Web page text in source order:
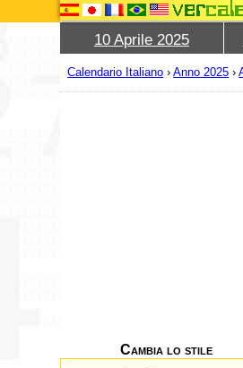
10 Aprile 2025
Calendario Italiano ›Anno 2025 ›
Cambia lo stile